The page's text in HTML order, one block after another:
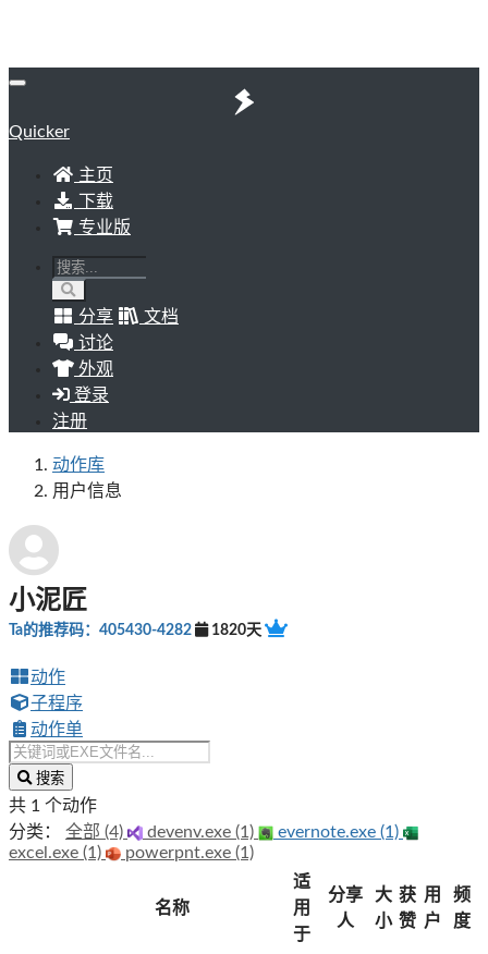
Quicker
主页
下载
专业版
分享
文档
讨论
外观
登录
注册
动作库
用户信息
小泥匠
Ta的推荐码：405430-4282 1820天
动作
子程序
动作单
搜索
共 1 个动作
分类：
全部 (4) devenv.exe (1)
evernote.exe (1)
excel.exe (1)
powerpnt.exe (1)
名称
适
用
于
分享
人
大
小
获
赞
用
户
频
度